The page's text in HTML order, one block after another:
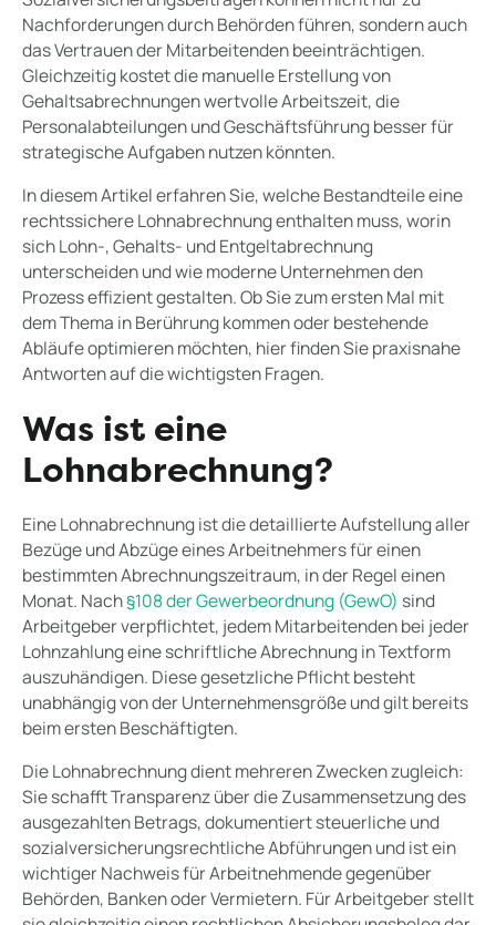
Nachforderungen durch Behörden führen, sondern auch
das Vertrauen der Mitarbeitenden beeinträchtigen.
Gleichzeitig kostet die manuelle Erstellung von
Gehaltsabrechnungen wertvolle Arbeitszeit, die
Personalabteilungen und Geschäftsführung besser für
strategische Aufgaben nutzen könnten.
In diesem Artikel erfahren Sie, welche Bestandteile eine
rechtssichere Lohnabrechnung enthalten muss, worin
sich Lohn-, Gehalts- und Entgeltabrechnung
unterscheiden und wie moderne Unternehmen den
Prozess effizient gestalten. Ob Sie zum ersten Mal mit
dem Thema in Berührung kommen oder bestehende
Abläufe optimieren möchten, hier finden Sie praxisnahe
Antworten auf die wichtigsten Fragen.
Was ist eine
Lohnabrechnung?
Eine Lohnabrechnung ist die detaillierte Aufstellung aller
Bezüge und Abzüge eines Arbeitnehmers für einen
bestimmten Abrechnungszeitraum, in der Regel einen
Monat. Nach§108 der Gewerbeordnung (GewO) sind
Arbeitgeber verpflichtet, jedem Mitarbeitenden bei jeder
Lohnzahlung eine schriftliche Abrechnung in Textform
auszuhändigen. Diese gesetzliche Pflicht besteht
unabhängig von der Unternehmensgröße und gilt bereits
beim ersten Beschäftigten.
Die Lohnabrechnung dient mehreren Zwecken zugleich:
Sie schafft Transparenz über die Zusammensetzung des
ausgezahlten Betrags, dokumentiert steuerliche und
sozialversicherungsrechtliche Abführungen und ist ein
wichtiger Nachweis für Arbeitnehmende gegenüber
Behörden, Banken oder Vermietern. Für Arbeitgeber stellt